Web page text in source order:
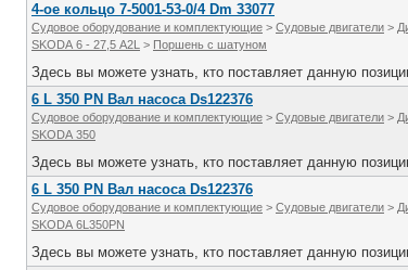
4-ое кольцо 7-5001-53-0/4 Dm 33077
Судовое оборудование и комплектующие > Судовые двигатели >
SKODA 6 - 27,5 A2L > Поршень с шатуном
Здесь вы можете узнать, кто поставляет данную
6 L 350 PN Вал насоса Ds122376
Судовое оборудование и комплектующие > Судовые двигатели >
SKODA 350
Здесь вы можете узнать, кто поставляет данную
6 L 350 PN Вал насоса Ds122376
Судовое оборудование и комплектующие > Судовые двигатели >
SKODA 6L350PN
Здесь вы можете узнать, кто поставляет данную